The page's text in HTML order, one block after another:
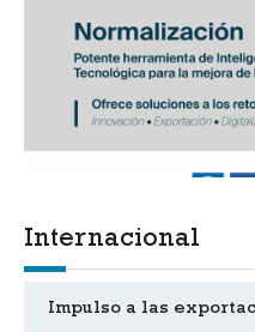
Internacional
Impulso a las